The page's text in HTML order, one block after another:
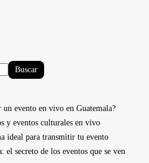
Buscar
un evento en vivo en Guatemala?
y eventos culturales en vivo
ideal para transmitir tu evento
el secreto de los eventos que se ven